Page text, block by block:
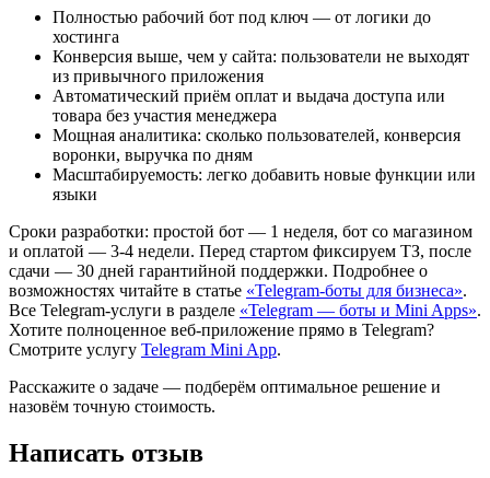
Полностью рабочий бот под ключ — от логики до
хостинга
Конверсия выше, чем у сайта: пользователи не выходят
из привычного приложения
Автоматический приём оплат и выдача доступа или
товара без участия менеджера
Мощная аналитика: сколько пользователей, конверсия
воронки, выручка по дням
Масштабируемость: легко добавить новые функции или
языки
Сроки разработки: простой бот — 1 неделя, бот со магазином
и оплатой — 3-4 недели. Перед стартом фиксируем ТЗ, после
сдачи — 30 дней гарантийной поддержки. Подробнее о
возможностях читайте в статье «Telegram-боты для бизнеса».
Все Telegram-услуги в разделе «Telegram — боты и Mini Apps».
Хотите полноценное веб-приложение прямо в Telegram?
Смотрите услугу Telegram Mini App.
Расскажите о задаче — подберём оптимальное решение и
назовём точную стоимость.
Написать отзыв